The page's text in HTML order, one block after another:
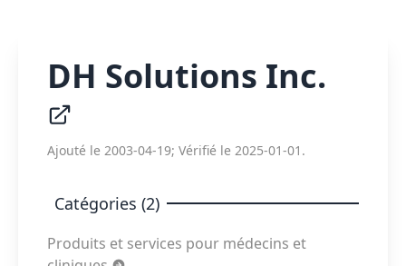
DH Solutions Inc.
Ajouté le 2003-04-19; Vérifié le 2025-01-01.
Catégories (2)
Produits et services pour médecins et